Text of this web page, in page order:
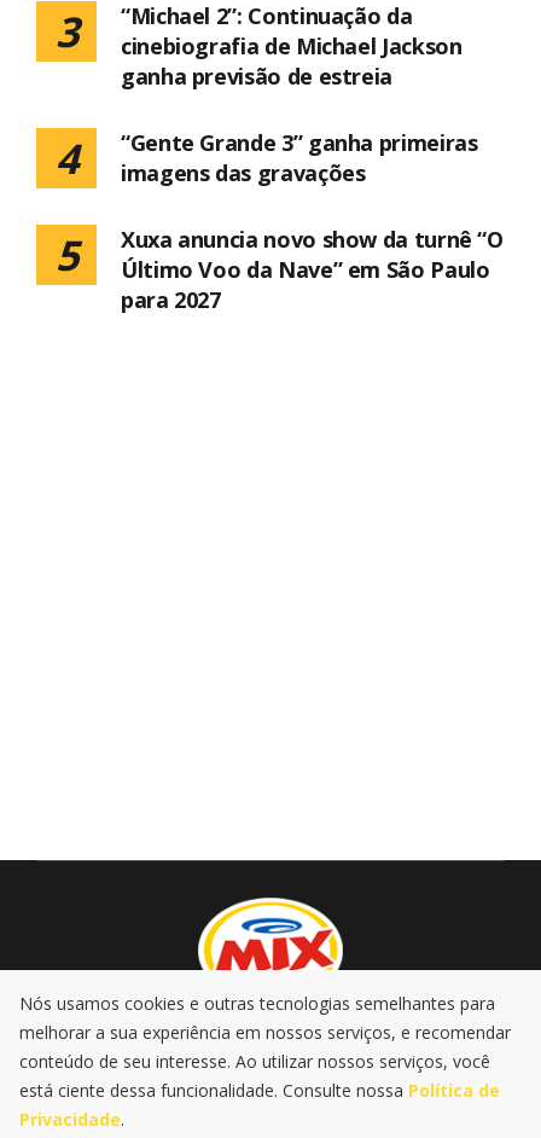
3
“Michael 2”: Continuação da
cinebiografia de Michael Jackson
ganha previsão de estreia
4
“Gente Grande 3” ganha primeiras
imagens das gravações
5
Xuxa anuncia novo show da turnê “O
Último Voo da Nave” em São Paulo
para 2027
AO VIVO PROMOÇÕES PODCASTS
MÚSICA
NOTÍCIAS
Nós usamos cookies e outras tecnologias semelhantes para
melhorar a sua experiência em nossos serviços, e recomendar
conteúdo de seu interesse. Ao utilizar nossos serviços, você
está ciente dessa funcionalidade. Consulte nossa Política de
Privacidade.